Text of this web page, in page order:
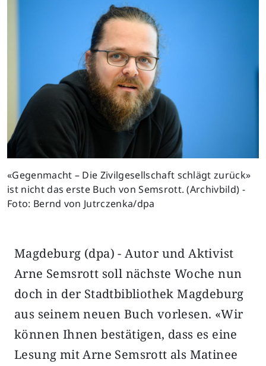
«Gegenmacht – Die Zivilgesellschaft schlägt zurück»
ist nicht das erste Buch von Semsrott. (Archivbild) -
Foto: Bernd von Jutrczenka/dpa
Magdeburg (dpa) - Autor und Aktivist
Arne Semsrott soll nächste Woche nun
doch in der Stadtbibliothek Magdeburg
aus seinem neuen Buch vorlesen. «Wir
können Ihnen bestätigen, dass es eine
Lesung mit Arne Semsrott als Matinee